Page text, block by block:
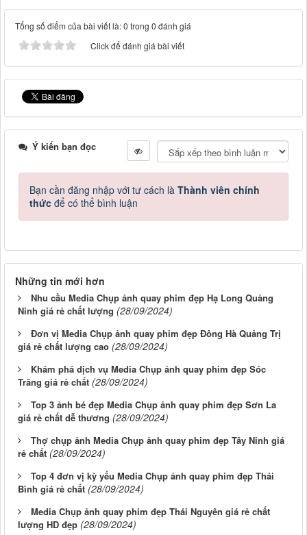
Tổng số điểm của bài viết là: 0 trong 0 đánh giá
Click để đánh giá bài viết
Ý kiến bạn đọc
Bạn cần đăng nhập với tư cách là Thành viên chính
thức để có thể bình luận
Những tin mới hơn
Nhu cầu Media Chụp ảnh quay phim đẹp Hạ Long Quảng
Ninh giá rẻ chất lượng (28/09/2024)
Đơn vị Media Chụp ảnh quay phim đẹp Đông Hà Quảng Trị
giá rẻ chất lượng cao (28/09/2024)
Khám phá dịch vụ Media Chụp ảnh quay phim đẹp Sóc
Trăng giá rẻ chất (28/09/2024)
Top 3 ảnh bé đẹp Media Chụp ảnh quay phim đẹp Sơn La
giá rẻ chất dễ thương (28/09/2024)
Thợ chụp ảnh Media Chụp ảnh quay phim đẹp Tây Ninh giá
rẻ chất (28/09/2024)
Top 4 đơn vị kỳ yếu Media Chụp ảnh quay phim đẹp Thái
Bình giá rẻ chất (28/09/2024)
Media Chụp ảnh quay phim đẹp Thái Nguyên giá rẻ chất
lượng HD đẹp (28/09/2024)